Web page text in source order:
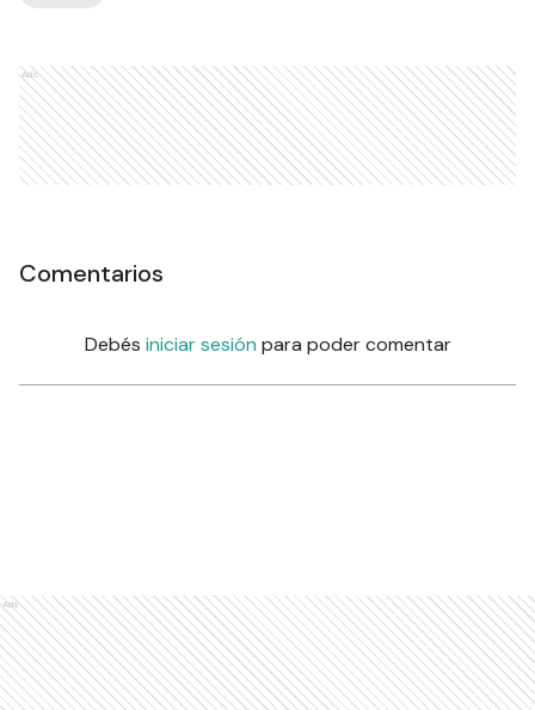
Ads
Comentarios
Debés iniciar sesión para poder comentar
Ads